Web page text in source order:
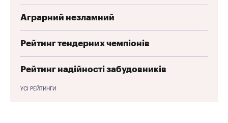
Аграрний незламний
Рейтинг тендерних чемпіонів
Рейтинг надійності забудовників
УСІ РЕЙТИНГИ